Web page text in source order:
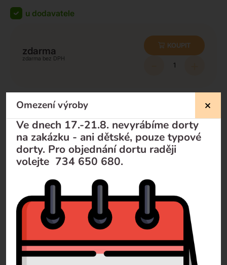
u dodavatele
zdarma
zdarma
KOUPIT
Nevíte si rady?
Pomůžeme Vám
Volejte
+420 732 729 300
Pište
info@dorty-olomouc.cz
0 recenzí
Omezení výroby
Ve dnech 17.-21.8. nevyrábíme dorty
na zakázku - ani dětské, pouze typové
dorty. Pro objednání dortu raději
volejte 734 650 680.